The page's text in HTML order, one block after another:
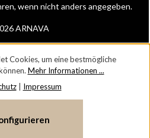
ARNAVA
wenn nicht anders angegeben.
Cookies, um eine bestmögliche
Mehr Informationen ...
| Impressum